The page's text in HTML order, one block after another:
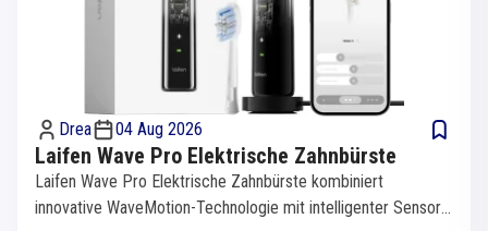
Drea 04 Aug 2026
Laifen Wave Pro Elektrische Zahnbürste
Laifen Wave Pro Elektrische Zahnbürste kombiniert
innovative WaveMotion-Technologie mit intelligenter Sensorik